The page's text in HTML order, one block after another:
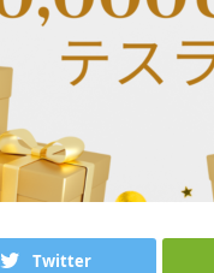
Twitter